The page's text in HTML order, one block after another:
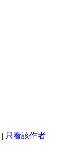
| 只看該作者